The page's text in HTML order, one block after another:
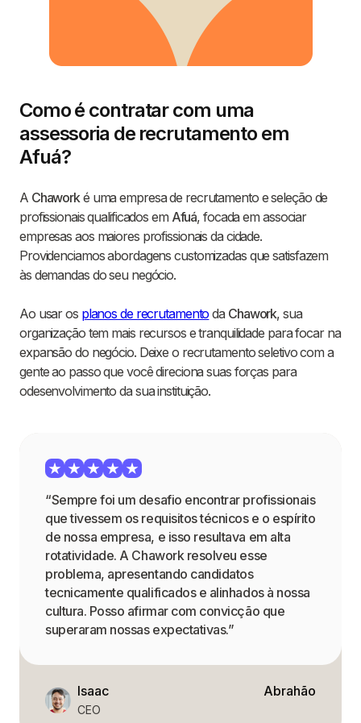
Como é contratar com uma
assessoria de recrutamento em
Afuá?
A Chaworké uma empresa de recrutamento e seleção de
profissionais qualificados em Afuá, focada em associar
empresas aos maiores profissionais da cidade.
Providenciamos abordagens customizadas que satisfazem
às demandas do seu negócio.
Ao usar os planos de recrutamento da Chawork, sua
organização tem mais recursos e tranquilidade para focar na
expansão do negócio. Deixe o recrutamento seletivo com a
gente ao passo que você direciona suas forças para
odesenvolvimento da sua instituição.
“Sempre foi um desafio encontrar profissionais
que tivessem os requisitos técnicos e o espírito
de nossa empresa, e isso resultava em alta
rotatividade. A Chawork resolveu esse
problema, apresentando candidatos
tecnicamente qualificados e alinhados à nossa
cultura. Posso afirmar com convicção que
superaram nossas expectativas.”
Isaac
CEO
Abrahão